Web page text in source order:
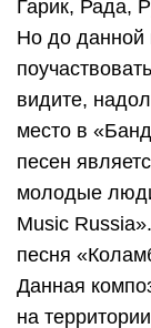
Гарик, Рада,
Но до данной
видите,
место в
песен
молодые
Music
песня
Данная
на